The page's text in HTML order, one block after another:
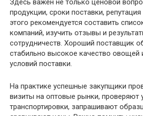
Здесь важен не только ценовой
продукции, сроки поставки,
этого рекомендуется составить
компаний, изучить отзывы и
сотрудничеств. Хороший поставщик
стабильно высокое качество овощей
условий поставки.
На практике успешные закупщики
визиты на оптовые рынки, проверяют
транспортировки, запрашивают